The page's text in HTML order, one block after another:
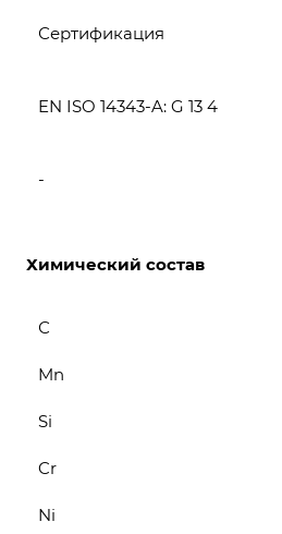
Сертификация
EN ISO 14343-A: G 13 4
-
Химический состав
С
Mn
Si
Cr
Ni